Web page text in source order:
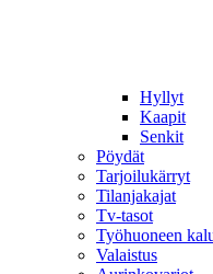
Hyllyt
Kaapit
Senkit
Pöydät
Tarjoilukärryt
Tilanjakajat
Tv-tasot
Työhuoneen
Valaistus